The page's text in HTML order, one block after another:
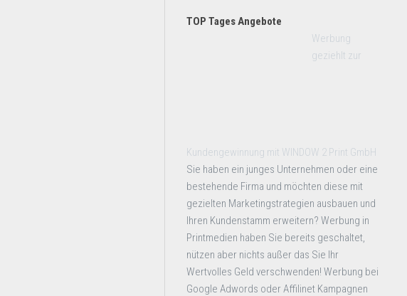
TOP Tages Angebote
Werbung
geziehlt zur
Kundengewinnung mit WINDOW 2 Print GmbH
Sie haben ein junges Unternehmen oder eine
bestehende Firma und möchten diese mit
gezielten Marketingstrategien ausbauen und
Ihren Kundenstamm erweitern? Werbung in
Printmedien haben Sie bereits geschaltet,
nützen aber nichts außer das Sie Ihr
Wertvolles Geld verschwenden! Werbung bei
Google Adwords oder Affilinet Kampagnen